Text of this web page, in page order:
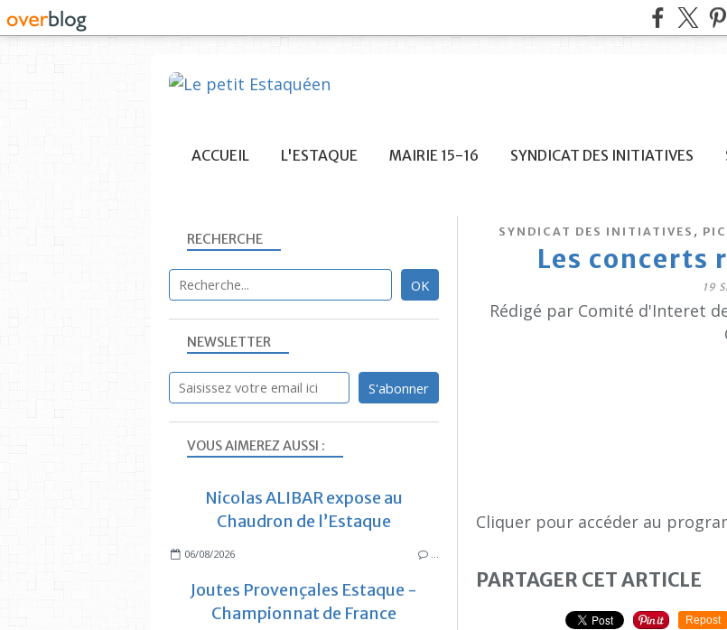
ACCUEIL L'ESTAQUE MAIRIE 15-16 SYNDICAT DES INITIATIVES
SYNDICAT DES INITIATIVES , PIC
Les concerts
19
Rédigé par Comité d'Interet
Cliquer pour accéder au
PARTAGER CET ARTICLE
Repost
NEWSLETTER
RECHERCHE
VOUS AIMEREZ AUSSI :
Nicolas ALIBAR expose au
Chaudron de l’Estaque
06/08/2026
Joutes Provençales Estaque -
Championnat de France